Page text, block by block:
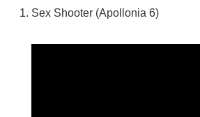
Sex Shooter (Apollonia 6)